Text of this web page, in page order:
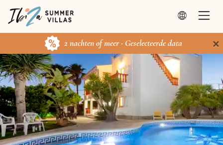
2 nachten of meer · Geselecteerde data ×